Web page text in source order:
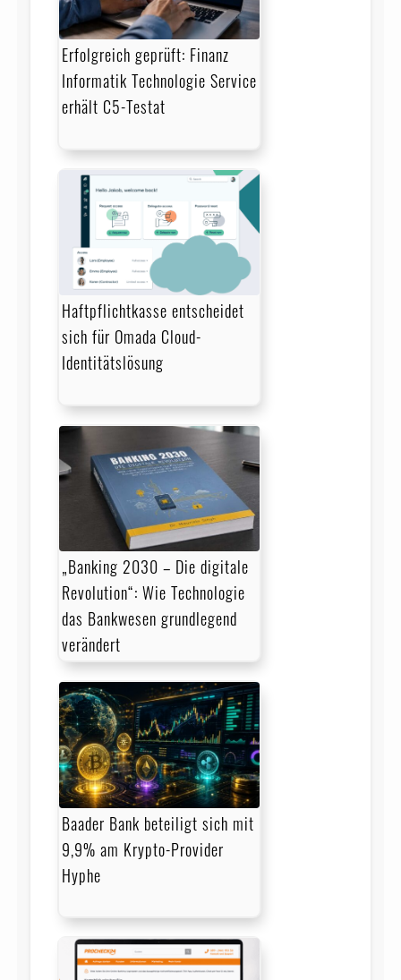
Erfolgreich geprüft: Finanz
Informatik Technologie Service
erhält C5-Testat
Haftpflichtkasse entscheidet
sich für Omada Cloud-
Identitätslösung
„Banking 2030 – Die digitale
Revolution“: Wie Technologie
das Bankwesen grundlegend
verändert
Baader Bank beteiligt sich mit
9,9% am Krypto-Provider
Hyphe